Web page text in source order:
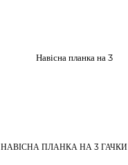
НАВІСНА ПЛАНКА НА 3 ГАЧКИ